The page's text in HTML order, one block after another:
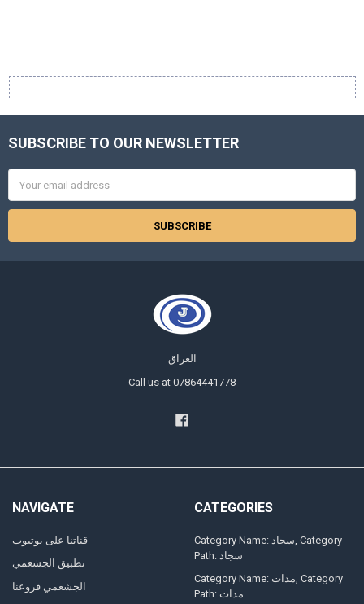
Footer
SUBSCRIBE TO OUR NEWSLETTER
Address
العراق
Call us at 07864441778
NAVIGATE
قناتنا على يوتيوب
تطبيق الجشعمي
الجشعمي فروعنا
CATEGORIES
Category Name: سجاد, Category
Path: سجاد
Category Name: مدات, Category
Path: مدات